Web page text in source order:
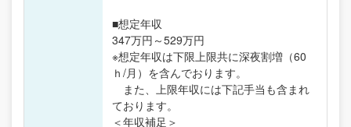
■想定年収
347万円～529万円
※想定年収は下限上限共に深夜割増（60
ｈ/月）を含んでおります。
また、上限年収には下記手当も含まれ
ております。
＜年収補足＞